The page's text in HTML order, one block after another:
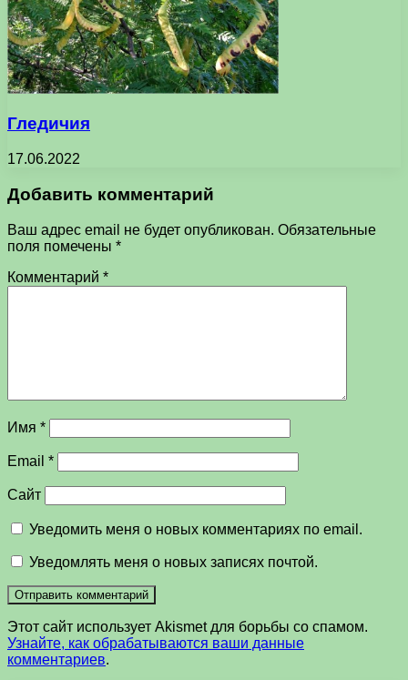
Гледичия
17.06.2022
Добавить комментарий
Ваш адрес email не будет опубликован. Обязательные
поля помечены *
Комментарий *
Имя *
Email *
Сайт
Уведомить меня о новых комментариях по email.
Уведомлять меня о новых записях почтой.
Этот сайт использует Akismet для борьбы со спамом.
Узнайте, как обрабатываются ваши данные
комментариев.